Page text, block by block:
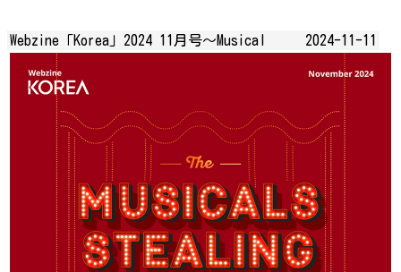
Webzine「Korea」2024 11月号～Musical 2024-11-11